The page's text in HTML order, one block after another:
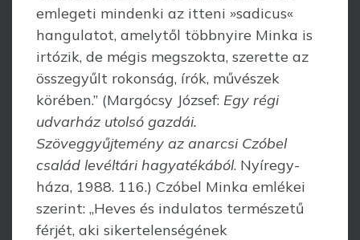
emlegeti mindenki az itteni »sadicus«
hangulatot, amelytől többnyire Minka is
irtózik, de mégis megszokta, szerette az
összegyűlt rokonság, írók, művészek
körében.” (Margócsy József: Egy régi
udvarház utolsó gazdái.
Szöveggyűjtemény az anarcsi Czóbel
család levéltári hagyatékából. Nyíregy­
háza, 1988. 116.) Czóbel Minka emlékei
szerint: „Heves és indulatos természetű
férjét, aki sikertelenségének